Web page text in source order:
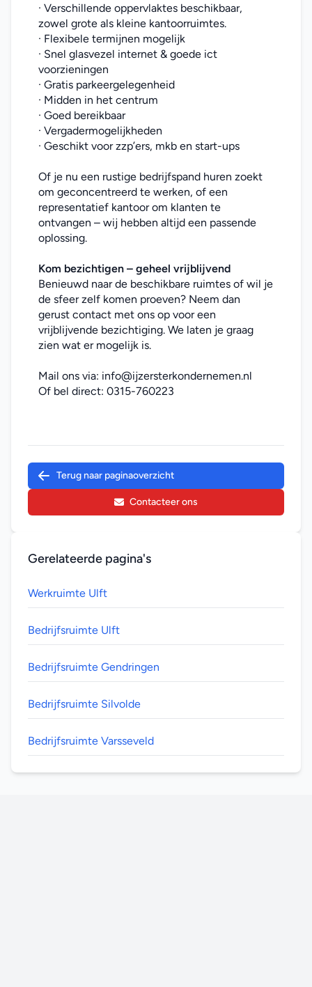
· Verschillende oppervlaktes beschikbaar,
zowel grote als kleine kantoorruimtes.
· Flexibele termijnen mogelijk
· Snel glasvezel internet & goede ict
voorzieningen
· Gratis parkeergelegenheid
· Midden in het centrum
· Goed bereikbaar
· Vergadermogelijkheden
· Geschikt voor zzp’ers, mkb en start-ups
Of je nu een rustige bedrijfspand huren zoekt
om geconcentreerd te werken, of een
representatief kantoor om klanten te
ontvangen – wij hebben altijd een passende
oplossing.
Kom bezichtigen – geheel vrijblijvend
Benieuwd naar de beschikbare ruimtes of wil je
de sfeer zelf komen proeven? Neem dan
gerust contact met ons op voor een
vrijblijvende bezichtiging. We laten je graag
zien wat er mogelijk is.
Mail ons via: info@ijzersterkondernemen.nl
Of bel direct: 0315-760223
Terug naar paginaoverzicht
Contacteer ons
Gerelateerde pagina's
Werkruimte Ulft
Bedrijfsruimte Ulft
Bedrijfsruimte Gendringen
Bedrijfsruimte Silvolde
Bedrijfsruimte Varsseveld